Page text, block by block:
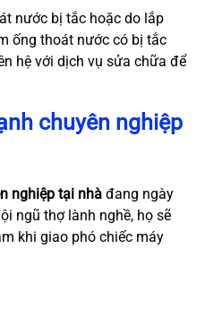
nước bị tắc hoặc do lắp
ống thoát nước có bị tắc
hệ với dịch vụ sửa chữa để
chuyên nghiệp
nghiệp tại nhàđang ngày
ngũ thợ lành nghề, họ sẽ
khi giao phó chiếc máy